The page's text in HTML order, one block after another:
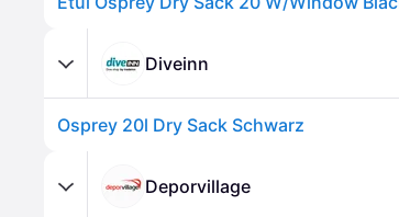
Diveinn
Osprey 20l Dry Sack Schwarz
Deporvillage